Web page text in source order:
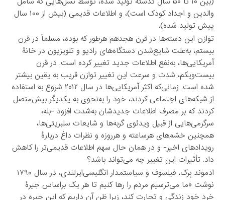
والدین و اجداد کودک است)، و اطلاعات قدیمی (بیش از ۱۰۰ سال
پیش تولید شده).
توازن این دسته‌ها در قرن هجدهم هرطور که بوده، مسلماً در قرن
بیستم، به‌علت شایع‌شدن دستگاه‌های رادیو و تلویزیون در خانۀ
آمریکایی‌ها، به‌نفع اطلاعات جدید تغییر کرده است. در قرن
بیست‌ویکم، شدت و سرعت این تغییر توازن قریب به یقین بیشتر
شده است. زمانی‌که اکثر آمریکایی‌ها در سال ۲۰۱۲ شروع به استفاده
از شبکه‌های اجتماعی کردند، خود را به‌نحوی به یکدیگر بیش‌متصل
کردند که بر مصرف اطلاعات جدیدشان به‌شدت افزود -بله،
سرگرمی‌هایی از قبیل ویدئوی گربه‌ها و شایعات سلبریتی‌ها،
همچنین خشم‌های هرساعته و هرروزه و نظرات داغ دربارۀ
رویدادهای اخیر- و در همان حال سهم اطلاعات قدیمی‌تر را کاهش
داد. تأثیرات این تغییر چه می‌تواند باشد؟
ادموند بِرک، فیلسوف و سیاستمدار انگلیسی‌ایرلندی، در سال ۱۷۹۰
نوشت «ما می‌ترسیم مردم را رها کنیم تا هر یک براساس جیرۀ
خرد خود زندگی و تجارت کند، زیرا ظن آن داریم که این جیره در